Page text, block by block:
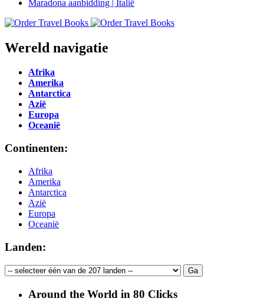
Wereld navigatie
Afrika
Amerika
Antarctica
Azië
Europa
Oceanië
Continenten:
Afrika
Amerika
Antarctica
Azië
Europa
Oceanië
Landen:
Around the World in 80 Clicks